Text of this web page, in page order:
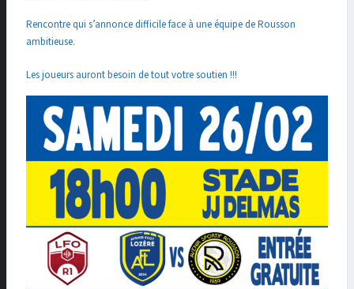
Rencontre qui s’annonce difficile face à une équipe de Rousson
ambitieuse.
Les joueurs auront besoin de tout votre soutien !!!